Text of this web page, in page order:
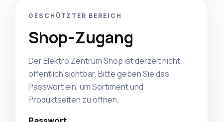
GESCHÜTZTER BEREICH
Shop-Zugang
Der Elektro Zentrum Shop ist derzeit nicht
öffentlich sichtbar. Bitte geben Sie das
Passwort ein, um Sortiment und
Produktseiten zu öffnen.